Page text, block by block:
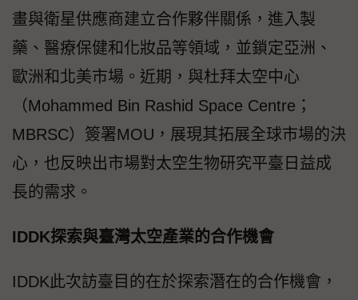
畫與衛星供應商建立合作夥伴關係，進入製
藥、醫療保健和化妝品等領域，並鎖定亞洲、
歐洲和北美市場。近期，與杜拜太空中心
（Mohammed Bin Rashid Space Centre；
MBRSC）簽署MOU，展現其拓展全球市場的決
心，也反映出市場對太空生物研究平臺日益成
長的需求。
IDDK探索與臺灣太空產業的合作機會
IDDK此次訪臺目的在於探索潛在的合作機會，